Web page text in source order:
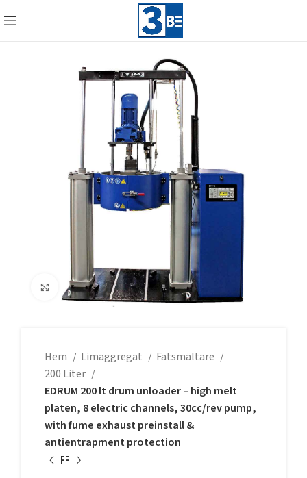
Click to enlarge
Hem Limaggregat
Fatsmältare
200 Liter
EDRUM 200 lt drum unloader – high melt
platen, 8 electric channels, 30cc/rev pump,
with fume exhaust preinstall &
antientrapment protection